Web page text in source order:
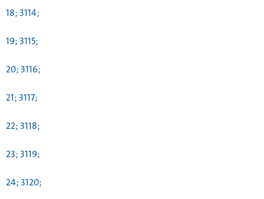
18; 3114;
19; 3115;
20; 3116;
21; 3117;
22; 3118;
23; 3119;
24; 3120;